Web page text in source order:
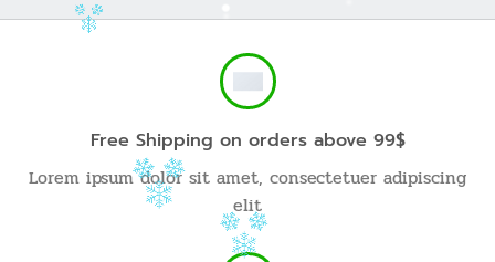
Free Shipping on orders above 99$
Lorem ipsum dolor sit amet, consectetuer adipiscing
elit